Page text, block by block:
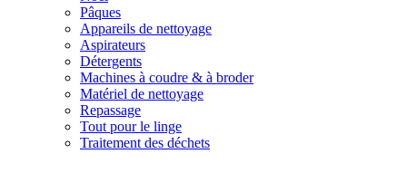
Pâques
Appareils de nettoyage
Aspirateurs
Détergents
Machines à coudre & à broder
Matériel de nettoyage
Repassage
Tout pour le linge
Traitement des déchets